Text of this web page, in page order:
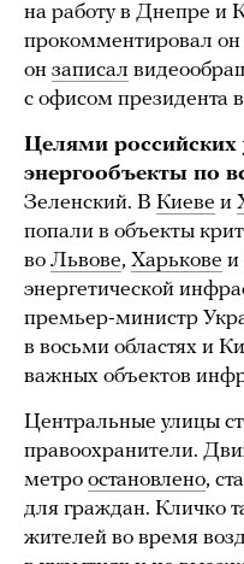
на работу в Днепре и
прокомментировал
он записал
с офисом президента
Целями российских
энергообъекты по
Зеленский. В Киеве и
попали в объекты
во Львове, Харькове и
энергетической
премьер-министр
в восьми областях и
важных объектов
Центральные улицы
правоохранители.
метро остановлено,
для граждан. Кличко
жителей во время